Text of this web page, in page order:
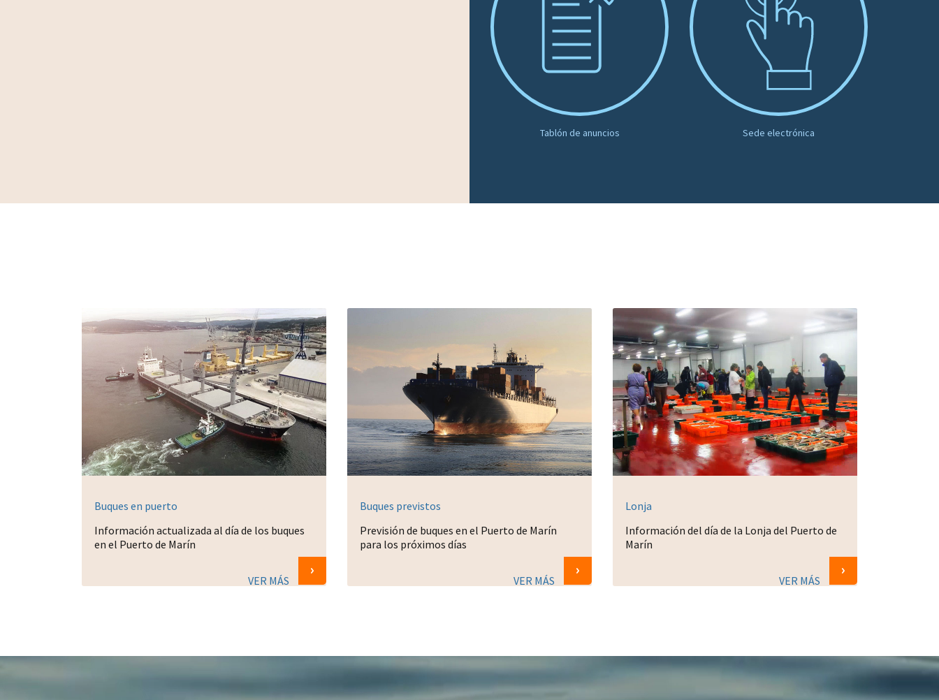
Tablón de anuncios Sede electrónica
Buques en puerto
Información actualizada al día de los buques
en el Puerto de Marín
VER MÁS
Buques previstos
Previsión de buques en el Puerto de Marín
para los próximos días
VER MÁS
Lonja
Información del día de la Lonja del Puerto de
Marín
VER MÁS